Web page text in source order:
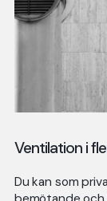
Ventilation i
Du kan som